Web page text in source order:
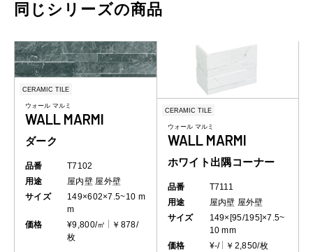
同じシリーズの商品
CERAMIC TILE
ウォール マルミ
WALL MARMI
ダーク
品番
T7102
用途
屋内壁 屋外壁
サイズ
149×602×7.5~10 m
m
価格
¥9,800/㎡
￥878/
枚
CERAMIC TILE
ウォール マルミ
WALL MARMI
ホワイト出隅コーナー
品番
T7111
用途
屋内壁 屋外壁
サイズ
149×[95/195]×7.5~
10 mm
価格
¥-/ ￥2,850/枚